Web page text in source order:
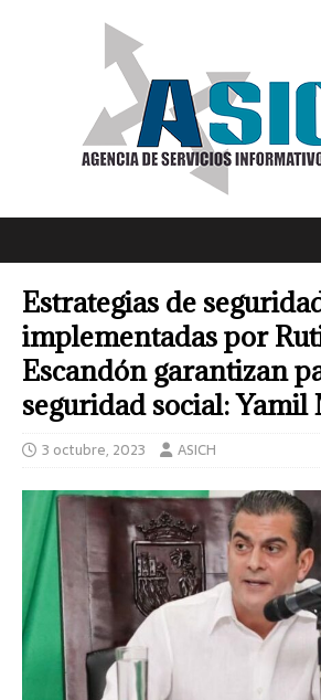
Estrategias de
implementadas por
Escandón garantizan
seguridad social: Yamil
3 octubre, 2023 ASICH